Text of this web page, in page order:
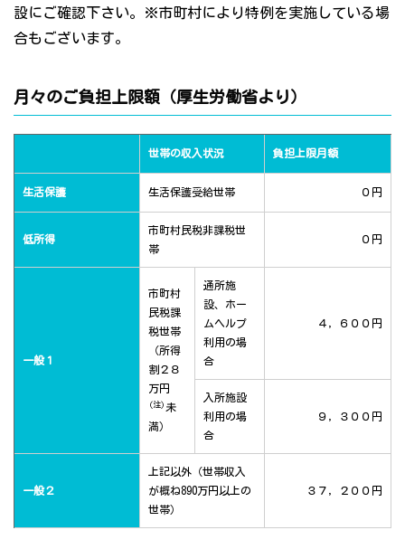
設にご確認下さい。※市町村により特例を実施している場
合もございます。
月々のご負担上限額（厚生労働省より）
世帯の収入状況 負担上限月額
生活保護 生活保護受給世帯 ０円
低所得
市町村民税非課税世
帯
０円
一般１
市町村
民税課
税世帯
（所得
割２８
万円
(注) 未
満）
通所施
設、ホー
ムヘルプ
利用の場
合
４，６００円
入所施設
利用の場
合
９，３００円
一般２
上記以外（世帯収入
が概ね890万円以上の
世帯）
３７，２００円